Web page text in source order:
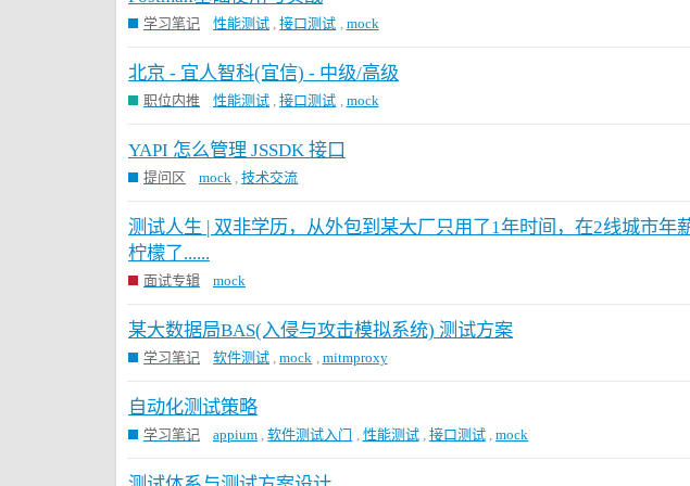
学习笔记 性能测试 ,接口测试 mock
北京 - 宜人智科(宜信) - 中级/高级
职位内推 性能测试 ,接口测试 mock
YAPI 怎么管理 JSSDK 接口
提问区 mock ,技术交流
测试人生 | 双非学历，从外包到某大厂只用了1年时间，在2线城市年
柠檬了......
面试专辑 mock
某大数据局BAS(入侵与攻击模拟系统) 测试方案
学习笔记 软件测试 ,mock mitmproxy
自动化测试策略
学习笔记 appium ,软件测试入门 性能测试 接口测试 ,mock